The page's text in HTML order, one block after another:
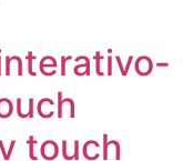
touch